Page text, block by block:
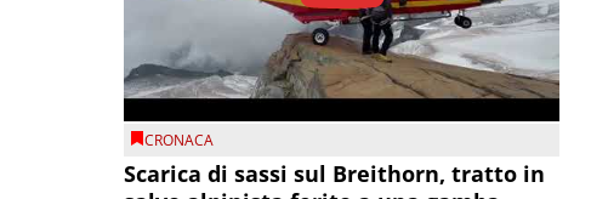
CRONACA
Scarica di sassi sul Breithorn, tratto in